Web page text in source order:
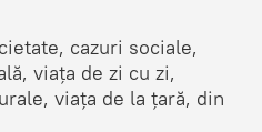
cazuri sociale,
viața de zi cu zi,
viața de la țară, din